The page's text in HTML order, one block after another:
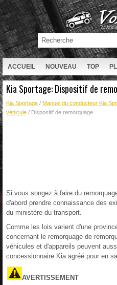
ACCUEIL NOUVEAU TOP
RECHERCHE
Kia Sportage: Dispositif de
Kia Sportage / Manuel du conducteur Kia
véhicule / Dispositif de remorquage
Si vous songez à faire du
d'abord prendre connaissance des
du ministère du transport.
Comme les lois varient d'une
concernant le remorquage de
véhicules et d'appareils peuvent
concessionnaire Kia agréé pour en
AVERTISSEMENT